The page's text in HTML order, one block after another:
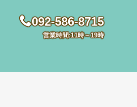
092-586-8715
営業時間:11時～19時